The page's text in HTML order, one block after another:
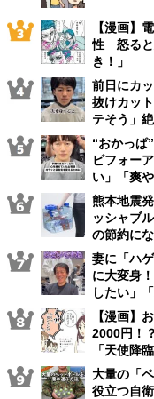
【漫画】
性 怒ると
き！」
前日にカ
抜けカッ
テそう」
“おかっ
ビフォー
い」「爽
熊本地震
ッシャブ
の節約に
妻に「ハ
に大変身
したい」
【漫画】
2000円！
「天使降臨
大量の「
役立つ自